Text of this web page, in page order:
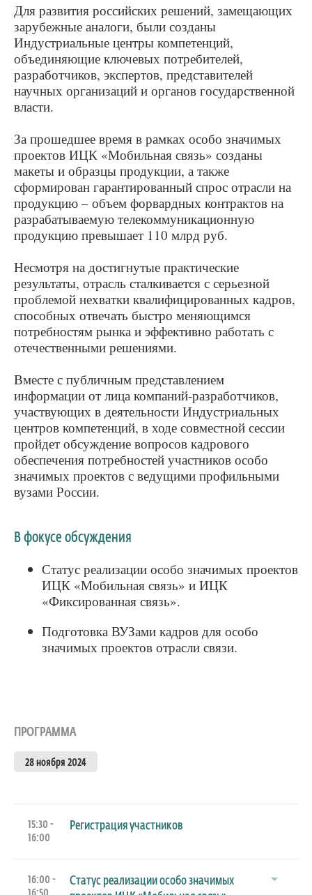
Для развития российских решений, замещающих
зарубежные аналоги, были созданы
Индустриальные центры компетенций,
объединяющие ключевых потребителей,
разработчиков, экспертов, представителей
научных организаций и органов государственной
власти.
За прошедшее время в рамках особо значимых
проектов ИЦК «Мобильная связь» созданы
макеты и образцы продукции, а также
сформирован гарантированный спрос отрасли на
продукцию – объем форвардных контрактов на
разрабатываемую телекоммуникационную
продукцию превышает 110 млрд руб.
Несмотря на достигнутые практические
результаты, отрасль сталкивается с серьезной
проблемой нехватки квалифицированных кадров,
способных отвечать быстро меняющимся
потребностям рынка и эффективно работать с
отечественными решениями.
Вместе с публичным представлением
информации от лица компаний-разработчиков,
участвующих в деятельности Индустриальных
центров компетенций, в ходе совместной сессии
пройдет обсуждение вопросов кадрового
обеспечения потребностей участников особо
значимых проектов с ведущими профильными
вузами России.
В фокусе обсуждения
Статус реализации особо значимых проектов
ИЦК «Мобильная связь» и ИЦК
«Фиксированная связь».
Подготовка ВУЗами кадров для особо
значимых проектов отрасли связи.
ПРОГРАММА
28 ноября 2024
15:30 -
16:00
Регистрация участников
16:00 -
Статус реализации особо значимых